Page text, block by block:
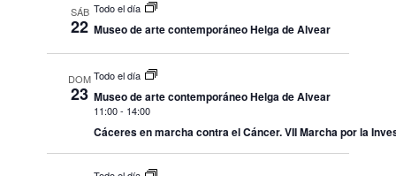
SÁB
22
Todo el día
Museo de arte contemporáneo Helga de Alvear
DOM
23
Todo el día
Museo de arte contemporáneo Helga de Alvear
11:00- 14:00
Cáceres en marcha contra el Cáncer. VII Marcha por la